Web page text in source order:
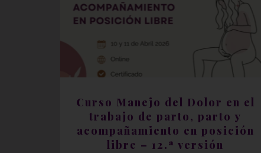
Curso Manejo del Dolor en el
trabajo de parto, parto y
acompañamiento en posición
libre – 12.ª versión